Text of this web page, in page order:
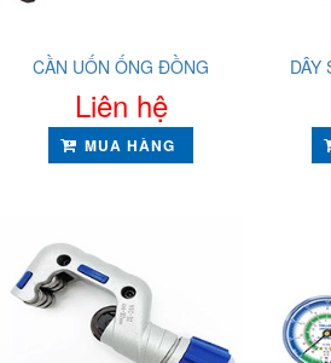
CẦN UỐN ỐNG ĐỒNG
Liên hệ
MUA HÀNG
DÂY